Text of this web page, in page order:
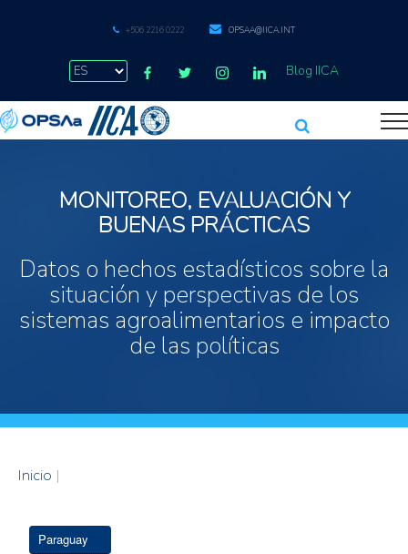
+506 2216 0222 OPSAA@IICA.INT
Blog IICA
MONITOREO, EVALUACIÓN Y
BUENAS PRÁCTICAS
Datos o hechos estadísticos sobre la
situación y perspectivas de los
sistemas agroalimentarios e impacto
de las políticas
Inicio |
Paraguay